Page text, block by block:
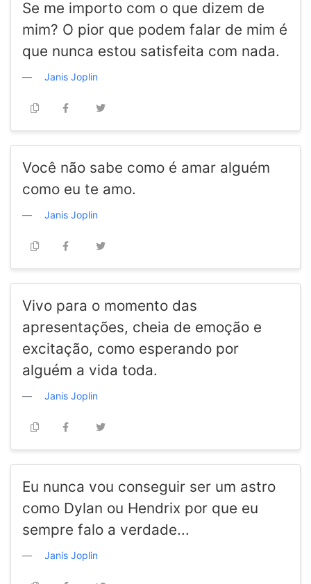
Se me importo com o que dizem de
mim? O pior que podem falar de mim é
que nunca estou satisfeita com nada.
Janis Joplin
Você não sabe como é amar alguém
como eu te amo.
Janis Joplin
Vivo para o momento das
apresentações, cheia de emoção e
excitação, como esperando por
alguém a vida toda.
Janis Joplin
Eu nunca vou conseguir ser um astro
como Dylan ou Hendrix por que eu
sempre falo a verdade...
Janis Joplin